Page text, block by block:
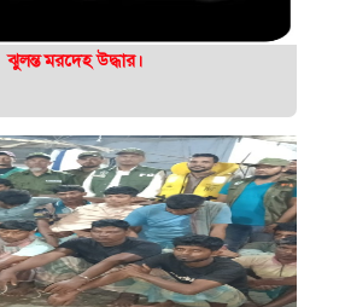
ঝুলন্ত মরদেহ উদ্ধার।